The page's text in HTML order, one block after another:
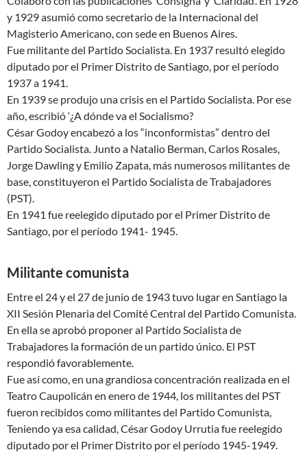
y 1929 asumió como secretario de la Internacional del
Magisterio Americano, con sede en Buenos Aires.
Fue militante del Partido Socialista. En 1937 resultó elegido
diputado por el Primer Distrito de Santiago, por el período
1937 a 1941.
En 1939 se produjo una crisis en el Partido Socialista. Por ese
año, escribió ‘¿A dónde va el Socialismo?
César Godoy encabezó a los “inconformistas” dentro del
Partido Socialista. Junto a Natalio Berman, Carlos Rosales,
Jorge Dawling y Emilio Zapata, más numerosos militantes de
base, constituyeron el Partido Socialista de Trabajadores
(PST).
En 1941 fue reelegido diputado por el Primer Distrito de
Santiago, por el período 1941- 1945.
Militante comunista
Entre el 24 y el 27 de junio de 1943 tuvo lugar en Santiago la
XII Sesión Plenaria del Comité Central del Partido Comunista.
En ella se aprobó proponer al Partido Socialista de
Trabajadores la formación de un partido único. El PST
respondió favorablemente.
Fue así como, en una grandiosa concentración realizada en el
Teatro Caupolicán en enero de 1944, los militantes del PST
fueron recibidos como militantes del Partido Comunista,
Teniendo ya esa calidad, César Godoy Urrutia fue reelegido
diputado por el Primer Distrito por el período 1945-1949.